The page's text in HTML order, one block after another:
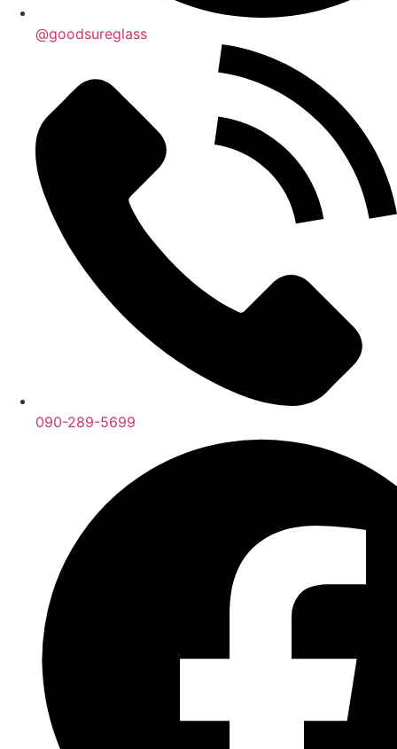
@goodsureglass
090-289-5699